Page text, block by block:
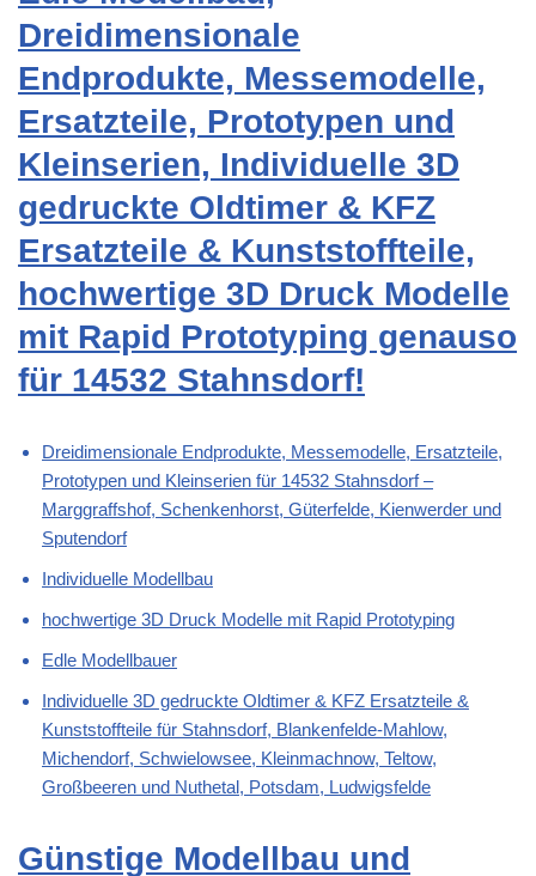
Dreidimensionale
Endprodukte, Messemodelle,
Ersatzteile, Prototypen und
Kleinserien, Individuelle 3D
gedruckte Oldtimer & KFZ
Ersatzteile & Kunststoffteile,
hochwertige 3D Druck Modelle
mit Rapid Prototyping genauso
für 14532 Stahnsdorf!
Dreidimensionale Endprodukte, Messemodelle, Ersatzteile,
Prototypen und Kleinserien für 14532 Stahnsdorf –
Marggraffshof, Schenkenhorst, Güterfelde, Kienwerder und
Sputendorf
Individuelle Modellbau
hochwertige 3D Druck Modelle mit Rapid Prototyping
Edle Modellbauer
Individuelle 3D gedruckte Oldtimer & KFZ Ersatzteile &
Kunststoffteile für Stahnsdorf, Blankenfelde-Mahlow,
Michendorf, Schwielowsee, Kleinmachnow, Teltow,
Großbeeren und Nuthetal, Potsdam, Ludwigsfelde
Günstige Modellbau und